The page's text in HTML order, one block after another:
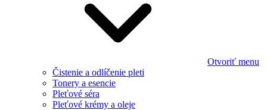
Otvoriť menu
Čistenie a odlíčenie pleti
Tonery a esencie
Pleťové séra
Pleťové krémy a oleje